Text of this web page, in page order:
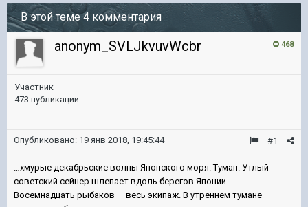
В этой теме 4 комментария
468
anonym_SVLJkvuvWcbr
Участник
473 публикации
#1
Опубликовано: 19 янв 2018, 19:45:44
…хмурые декабрьские волны Японского моря. Туман. Утлый
советский сейнер шлепает вдоль берегов Японии.
Восемнадцать рыбаков — весь экипаж. В утреннем тумане